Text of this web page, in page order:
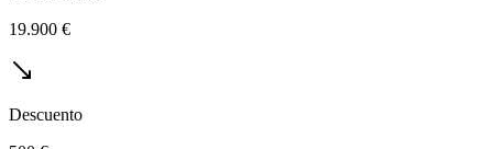
19.900 €
Descuento